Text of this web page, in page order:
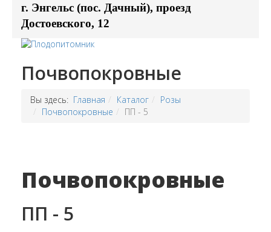
г. Энгельс (пос. Дачный), проезд
Достоевского, 12
Почвопокровные
Вы здесь: Главная Каталог
Розы
Почвопокровные
ПП - 5
Почвопокровные
ПП - 5